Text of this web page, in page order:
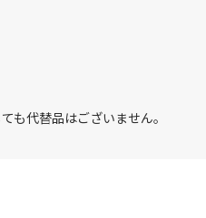
も代替品はございません。